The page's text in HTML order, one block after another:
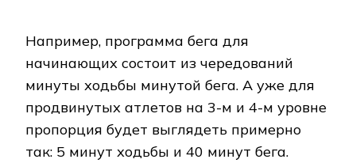
Например, программа бега для
начинающих состоит из чередований
минуты ходьбы минутой бега. А уже для
продвинутых атлетов на 3-м и 4-м уровне
пропорция будет выглядеть примерно
так: 5 минут ходьбы и 40 минут бега.